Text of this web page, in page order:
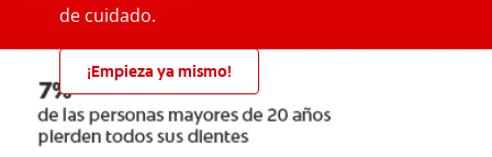
de cuidado.
¡Empieza ya mismo!